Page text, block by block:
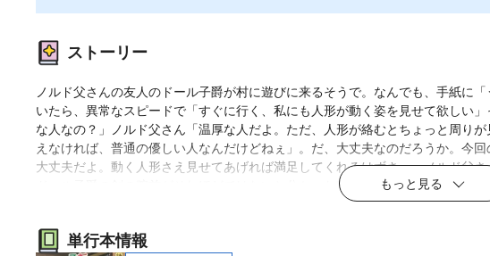
ストーリー
ノルド父さんの友人のドール子爵が村に遊びに来るそうで。なんでも、手紙に
いたら、異常なスピードで「すぐに行く、私にも人形が動く姿を見せて欲しい
な人なの？」ノルド父さん「温厚な人だよ。ただ、人形が絡むとちょっと周り
えなければ、普通の優しい人なんだけどねぇ」。だ、大丈夫なのだろうか。今
大丈夫だよ。動く人形さえ見せてあげれば満足してくれるはずさ」。ノルド父
ドール子爵の剣の腕前がそれほどではないと分かった瞬間に興味ゼロだし、も
もっと見る
単行本情報